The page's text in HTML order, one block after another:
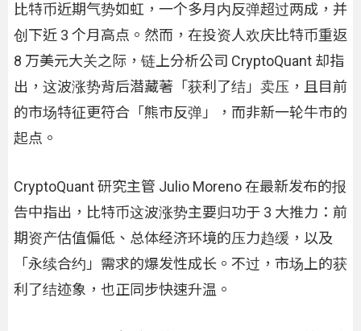
比特币近期气势如虹，一个多月内反弹超过两成，并
创下近 3 个月高点。然而，在投资人欢庆比特币重返
8 万美元大关之际，链上分析公司 CryptoQuant 却指
出，这波涨势背后潜藏著「获利了结」卖压，且目前
的市场特征更符合「熊市反弹」，而非新一轮牛市的
起点。
CryptoQuant 研究主管 Julio Moreno 在最新发布的报
告中指出，比特币这波涨势主要归功于 3 大推力：前
期资产估值偏低、总体经济环境的压力趋缓，以及
「永续合约」需求的爆发性成长。不过，市场上的获
利了结迹象，也正同步快速升温。